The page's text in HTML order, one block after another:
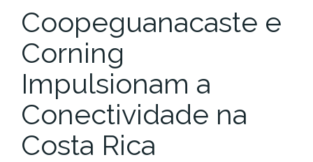
Coopeguanacaste e
Corning
Impulsionam a
Conectividade na
Costa Rica